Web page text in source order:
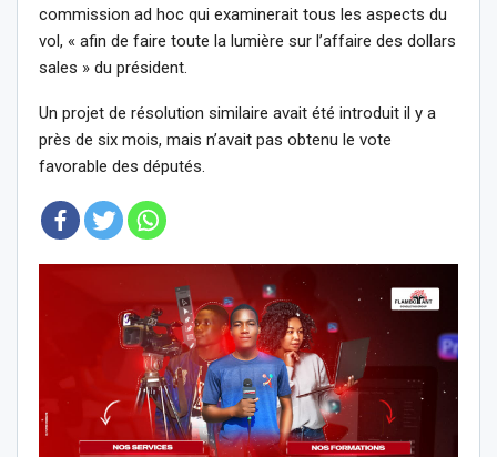
commission ad hoc qui examinerait tous les aspects du
vol, « afin de faire toute la lumière sur l’affaire des dollars
sales » du président.
Un projet de résolution similaire avait été introduit il y a
près de six mois, mais n’avait pas obtenu le vote
favorable des députés.